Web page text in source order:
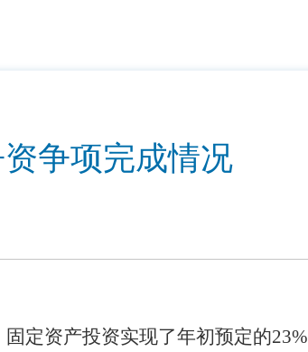
争项完成情况
固定资产投资实现了年初预定的23%